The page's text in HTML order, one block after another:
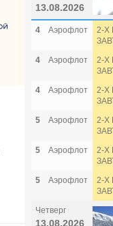
13.08.2026
4 Аэрофлот
2-Х
4
Аэрофлот
2-Х
4
Аэрофлот
2-Х
5
Аэрофлот
2-Х
5
Аэрофлот
2-Х
5
Аэрофлот
2-Х
Четверг
13.08.2026